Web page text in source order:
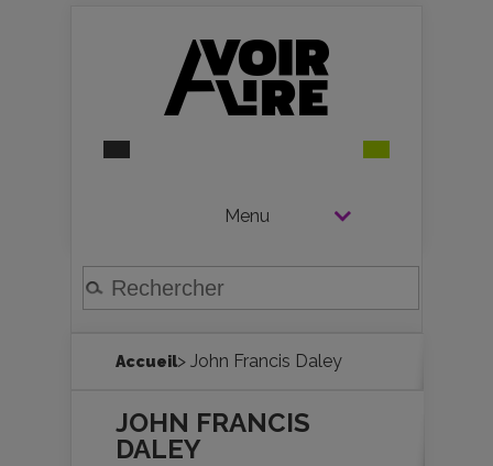
Menu
Accueil> John Francis Daley
JOHN FRANCIS
DALEY